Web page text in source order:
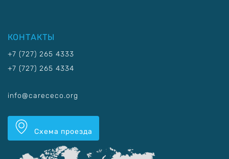
КОНТАКТЫ
+7 (727) 265 4333
+7 (727) 265 4334
info@carececo.org
Схема проезда